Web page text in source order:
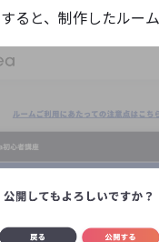
ると、制作したルー